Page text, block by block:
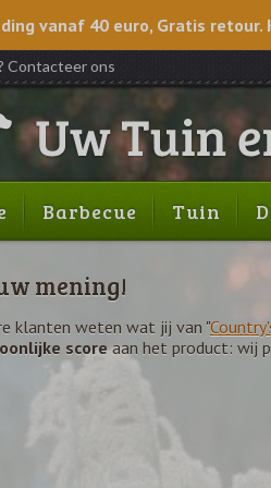
vanaf 40 euro, Gratis retour.
Contacteer ons
Barbecue Tuin
mening!
klanten weten wat jij van "
scoreaan het product: wij